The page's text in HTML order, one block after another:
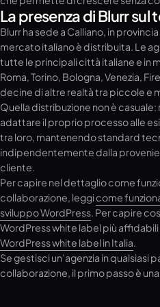
La presenza di Blurr
Blurr ha sede a Calliano, in
mercato italiano è distribuita. Le
tutte le principali città italiane e in
Roma, Torino, Bologna, Venezia,
decine di altre realtà tra piccole e
Quella distribuzione non è
adattare il proprio processo alle
tra loro, mantenendo standard
indipendentemente dalla
cliente.
Per capire nel dettaglio come
collaborazione, leggicome
sviluppo WordPress. Per capire
WordPress white label più affidabili
WordPress white label in Italia.
Se gestisci un’agenzia in qualsiasi
collaborazione, il primo passo è